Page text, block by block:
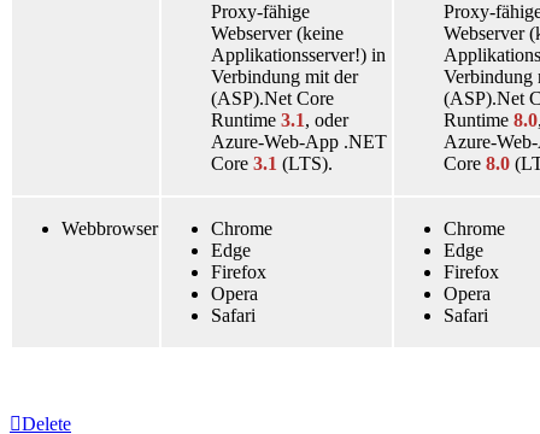
Proxy-fähige
Webserver (keine
Applikationsserver!) in
Verbindung mit der
(ASP).Net Core
Runtime 3.1, oder
Azure-Web-App .NET
Core 3.1 (LTS).
Proxy-
Webserver
Verbindung
(ASP).Net
Runtime 8.0
Azure-
Core 8.0
Webbrowser
Chrome
Edge
Firefox
Opera
Safari
Chrome
Edge
Firefox
Opera
Safari
Delete